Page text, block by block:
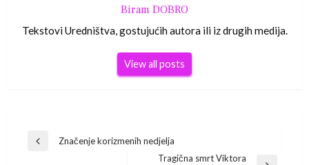
Biram DOBRO
Tekstovi Uredništva, gostujućih autora ili iz drugih medija.
View all posts
Navigacija
Previous
Značenje korizmenih nedjelja
Tragična smrt Viktora